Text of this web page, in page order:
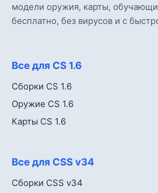
модели оружия, карты,
бесплатно, без вирусов и с
Все для CS 1.6
Сборки CS 1.6
Оружие CS 1.6
Карты CS 1.6
Все для CSS v34
Сборки CSS v34